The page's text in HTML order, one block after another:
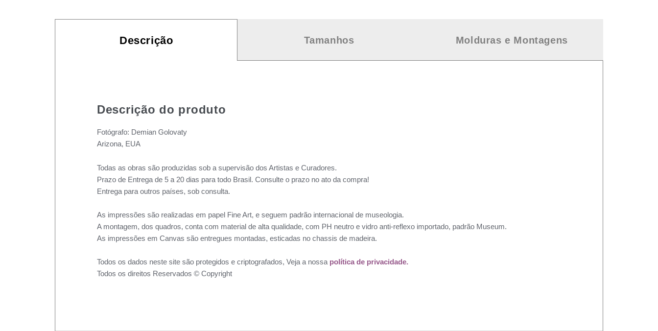
Descrição Tamanhos Molduras e Montagens
Descrição do produto
Fotógrafo: Demian Golovaty
Arizona, EUA
Todas as obras são produzidas sob a supervisão dos Artistas e Curadores.
Prazo de Entrega de 5 a 20 dias para todo Brasil. Consulte o prazo no ato da compra!
Entrega para outros países, sob consulta.
As impressões são realizadas em papel Fine Art, e seguem padrão internacional de museologia.
A montagem, dos quadros, conta com material de alta qualidade, com PH neutro e vidro anti-reflexo importado, padrão Museum.
As impressões em Canvas são entregues montadas, esticadas no chassis de madeira.
Todos os dados neste site são protegidos e criptografados, Veja a nossa política de privacidade.
Todos os direitos Reservados © Copyright